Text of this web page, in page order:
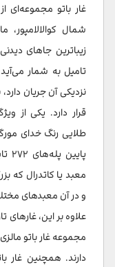
شمال
زیباترین جاهای
تامیل به شمار
نزدیکی آن جریان
قرار دارد. یکی از
معبد یا کاتدرال که
و در آن معبدهای
علاوه بر این، غارهای
مجموعه غار باتو
دارند. همچنین غار